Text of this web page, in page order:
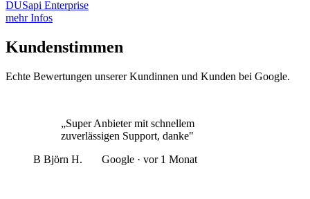
DUSapi Enterprise
mehr Infos
Kundenstimmen
Echte Bewertungen unserer Kundinnen und Kunden bei Google.
„Super Anbieter mit schnellem
zuverlässigen Support, danke"
B Björn H. Google · vor 1 Monat